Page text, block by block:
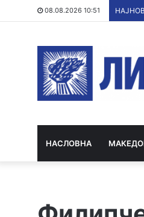
08.08.2026 10:51
НАСЛОВНА